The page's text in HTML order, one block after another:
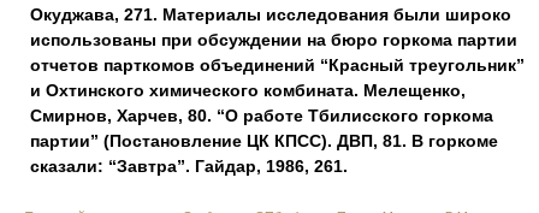
Окуджава, 271. Материалы исследования были широко
использованы при обсуждении на бюро горкома партии
отчетов парткомов объединений “Красный треугольник”
и Охтинского химического комбината. Мелещенко,
Смирнов, Харчев, 80. “О работе Тбилисского горкома
партии” (Постановление ЦК КПСС). ДВП, 81. В горкоме
сказали: “Завтра”. Гайдар, 1986, 261.